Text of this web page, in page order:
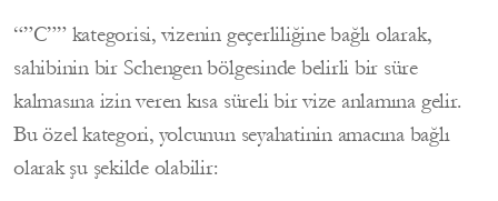
“”C”” kategorisi, vizenin geçerliliğine bağlı olarak,
sahibinin bir Schengen bölgesinde belirli bir süre
kalmasına izin veren kısa süreli bir vize anlamına gelir.
Bu özel kategori, yolcunun seyahatinin amacına bağlı
olarak şu şekilde olabilir: